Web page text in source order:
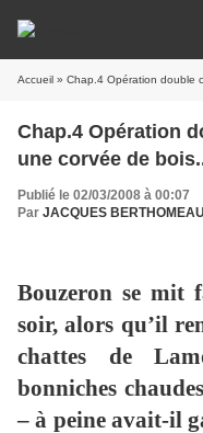
Accueil » Chap.4 Opération double
Chap.4 Opération
une corvée de
Publié le 02/03/2008 à 00:07
Par JACQUES BERTHOMEAU
Bouzeron se mit
soir, alors qu’il
chattes de
bonniches
– à peine avait-il